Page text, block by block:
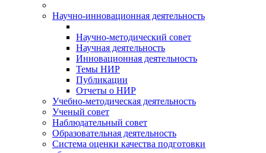
Научно-инновационная деятельность
Научно-методический совет
Научная деятельность
Инновационная деятельность
Темы НИР
Публикации
Отчеты о НИР
Учебно-методическая деятельность
Ученый совет
Наблюдательный совет
Образовательная деятельность
Система оценки качества подготовки